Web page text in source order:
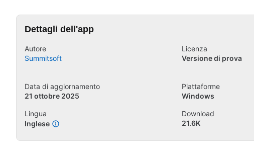
Dettagli dell'app
Autore
Summitsoft
Licenza
Versione di prova
Data di aggiornamento
21 ottobre 2025
Piattaforme
Windows
Lingua
Inglese
Download
21.6K